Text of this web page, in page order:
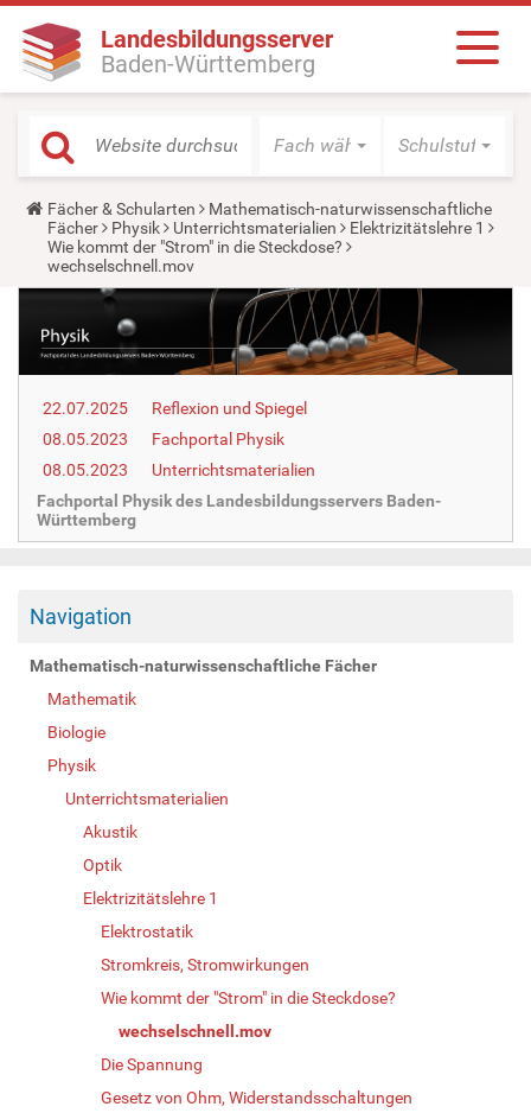
Landesbildungsserver
Baden-Württemberg
Fach wählen Schulstufe
Y
o
u
a
r
e
r
e
Fächer & Schularten
Mathematisch-naturwissenschaftliche
Fächer
Physik Unterrichtsmaterialien
Elektrizitätslehre 1
Wie kommt der "Strom" in die Steckdose?
wechselschnell.mov
22.07.2025
Reflexion und Spiegel
08.05.2023
Fachportal Physik
08.05.2023
Unterrichtsmaterialien
Fachportal Physik des Landesbildungsservers Baden-
Württemberg
Navigation
Mathematisch-naturwissenschaftliche Fächer
Mathematik
Biologie
Physik
Unterrichtsmaterialien
Akustik
Optik
Elektrizitätslehre 1
Elektrostatik
Stromkreis, Stromwirkungen
Wie kommt der "Strom" in die Steckdose?
wechselschnell.mov
Die Spannung
Gesetz von Ohm, Widerstandsschaltungen